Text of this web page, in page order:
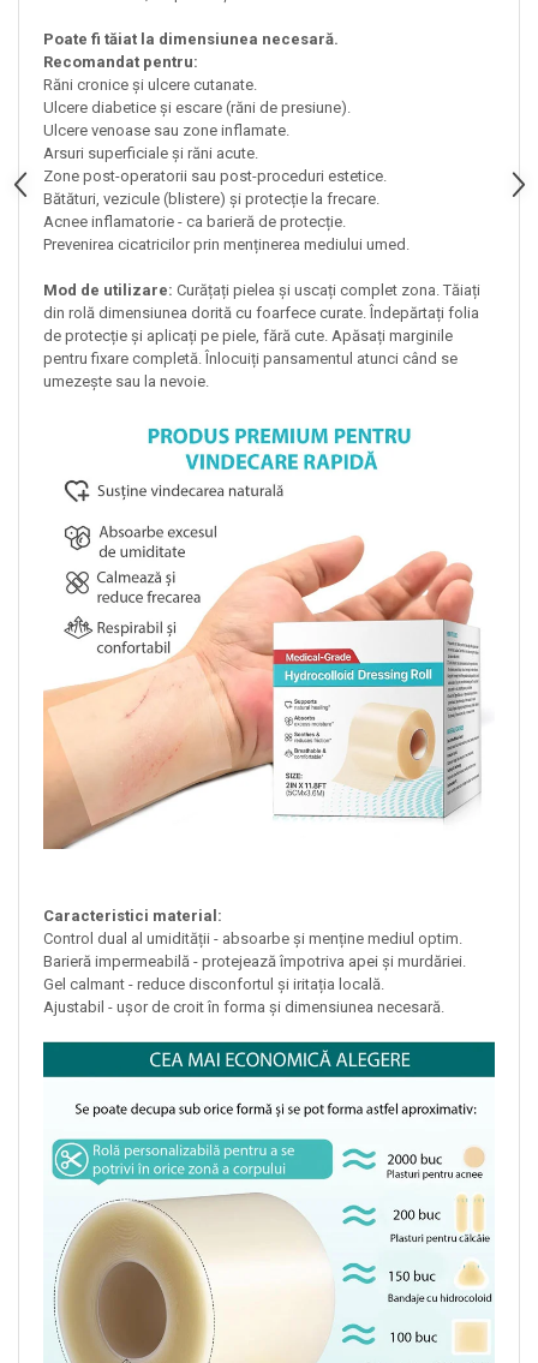
Poate fi tăiat la dimensiunea necesară.
Recomandat pentru:
Răni cronice și ulcere cutanate.
Ulcere diabetice și escare (răni de presiune).
Ulcere venoase sau zone inflamate.
Arsuri superficiale și răni acute.
Zone post-operatorii sau post-proceduri estetice.
Bătături, vezicule (blistere) și protecție la frecare.
Acnee inflamatorie - ca barieră de protecție.
Prevenirea cicatricilor prin menținerea mediului umed.
Mod de utilizare: Curățați pielea și uscați complet zona. Tăiați
din rolă dimensiunea dorită cu foarfece curate. Îndepărtați folia
de protecție și aplicați pe piele, fără cute. Apăsați marginile
pentru fixare completă. Înlocuiți pansamentul atunci când se
umezește sau la nevoie.
Caracteristici material:
Control dual al umidității - absoarbe și menține mediul optim.
Barieră impermeabilă - protejează împotriva apei și murdăriei.
Gel calmant - reduce disconfortul și iritația locală.
Ajustabil - ușor de croit în forma și dimensiunea necesară.